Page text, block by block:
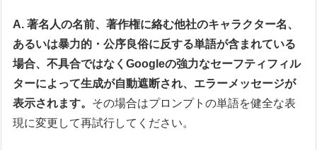
A. 著名人の名前、著作権に絡む他社のキャラクター名、
あるいは暴力的・公序良俗に反する単語が含まれている
場合、不具合ではなくGoogleの強力なセーフティフィル
ターによって生成が自動遮断され、エラーメッセージが
表示されます。 その場合はプロンプトの単語を健全な表
現に変更して再試行してください。